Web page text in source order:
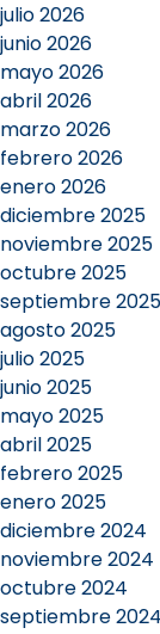
julio 2026
junio 2026
mayo 2026
abril 2026
marzo 2026
febrero 2026
enero 2026
diciembre 2025
noviembre 2025
octubre 2025
septiembre 2025
agosto 2025
julio 2025
junio 2025
mayo 2025
abril 2025
febrero 2025
enero 2025
diciembre 2024
noviembre 2024
octubre 2024
septiembre 2024